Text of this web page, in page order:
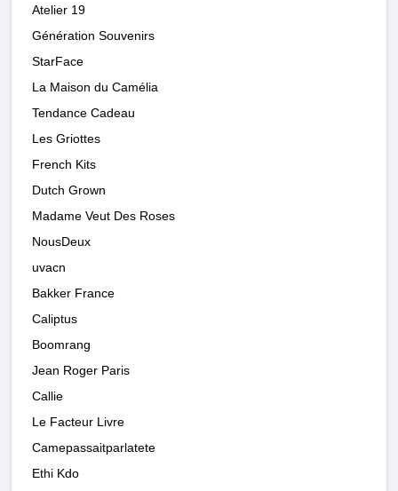
Atelier 19
Génération Souvenirs
StarFace
La Maison du Camélia
Tendance Cadeau
Les Griottes
French Kits
Dutch Grown
Madame Veut Des Roses
NousDeux
uvacn
Bakker France
Caliptus
Boomrang
Jean Roger Paris
Callie
Le Facteur Livre
Camepassaitparlatete
Ethi Kdo